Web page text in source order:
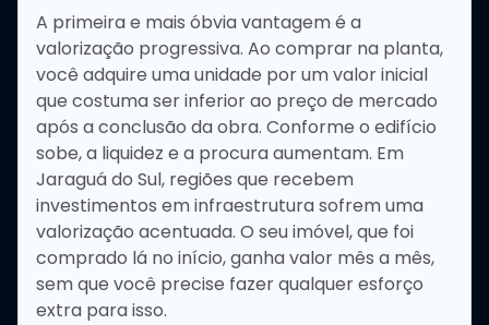
A primeira e mais óbvia vantagem é a
valorização progressiva. Ao comprar na planta,
você adquire uma unidade por um valor inicial
que costuma ser inferior ao preço de mercado
após a conclusão da obra. Conforme o edifício
sobe, a liquidez e a procura aumentam. Em
Jaraguá do Sul, regiões que recebem
investimentos em infraestrutura sofrem uma
valorização acentuada. O seu imóvel, que foi
comprado lá no início, ganha valor mês a mês,
sem que você precise fazer qualquer esforço
extra para isso.